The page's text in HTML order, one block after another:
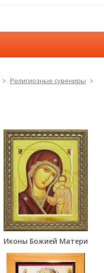
Религиозные сувениры
Иконы Божией Матери